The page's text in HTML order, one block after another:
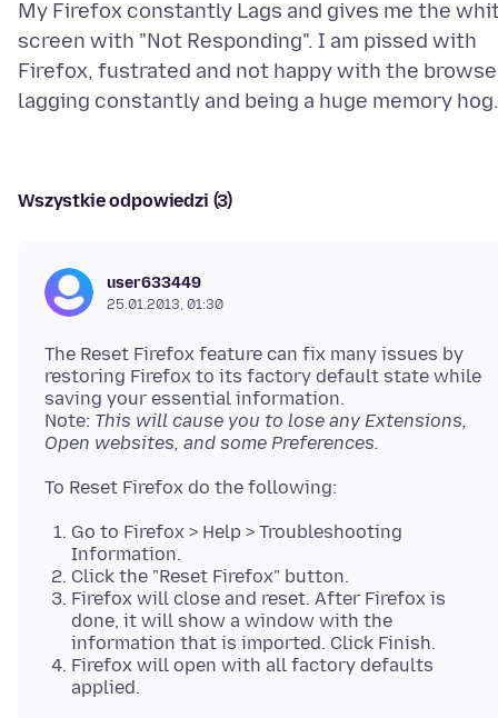
My Firefox constantly Lags and gives me the
screen with "Not Responding". I am pissed with
Firefox, fustrated and not happy with the
Wszystkie odpowiedzi (3)
user633449
25.01.2013, 01:30
The Reset Firefox feature can fix many issues by
restoring Firefox to its factory default state while
saving your essential information.
Note: This will cause you to lose any Extensions,
Open websites, and some Preferences.
Go to Firefox > Help > Troubleshooting
Information.
Click the "Reset Firefox" button.
Firefox will close and reset. After Firefox is
done, it will show a window with the
information that is imported. Click Finish.
Firefox will open with all factory defaults
applied.